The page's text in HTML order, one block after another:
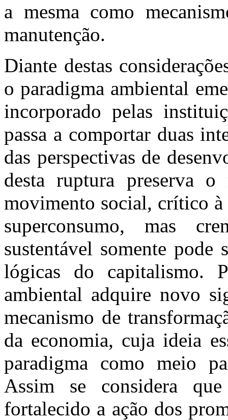
a mesma como
manutenção.
Diante destas
o paradigma ambiental
incorporado pelas
passa a comportar duas
das perspectivas de
desta ruptura preserva o
movimento social, crítico à
superconsumo, mas
sustentável somente pode
lógicas do capitalismo.
ambiental adquire novo
mecanismo de
da economia, cuja ideia
paradigma como meio
Assim se considera
fortalecido a ação dos